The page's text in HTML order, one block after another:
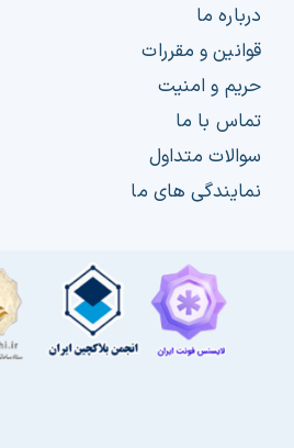
درباره ما
قوانین و مقررات
حریم و امنیت
تماس با ما
سوالات متداول
نمایندگی های ما